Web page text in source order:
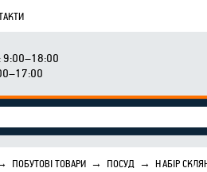
ПОБУТОВІ ТОВАРИ → ПОСУД → НАБІР